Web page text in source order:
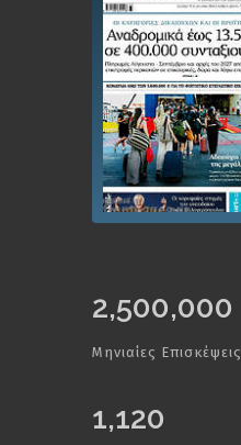
2,500,000
Μηνιαίες Επισκέψεις
1,120